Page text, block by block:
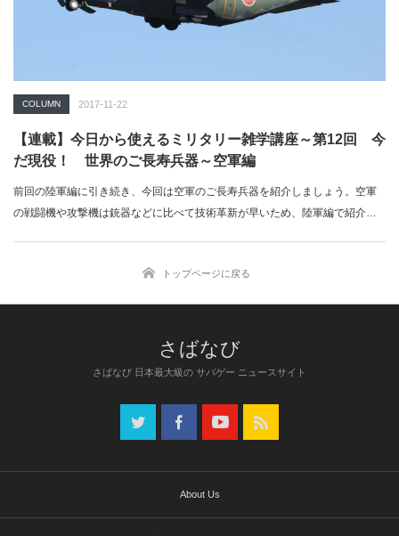
COLUMN 2017-11-22
【連載】今日から使えるミリタリー雑学講座～第12回 今
だ現役！ 世界のご長寿兵器～空軍編
前回の陸軍編に引き続き、今回は空軍のご長寿兵器を紹介しましょう。空軍
の戦闘機や攻撃機は銃器などに比べて技術革新が早いため、陸軍編で紹介し
トップページに戻る
さばなび 日本最大級の サバゲー ニュースサイト
About Us